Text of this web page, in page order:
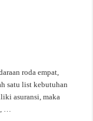
roda empat,
satu list kebutuhan
asuransi, maka
…